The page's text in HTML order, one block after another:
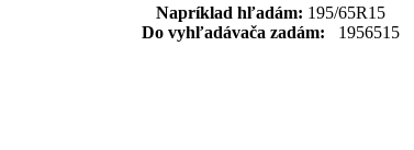
Napríklad hľadám: 195/65R15
Do vyhľadávača zadám: 1956515